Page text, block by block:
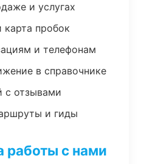
и услугах
карта пробок
и телефонам
в справочнике
с отзывами
и гиды
с нами